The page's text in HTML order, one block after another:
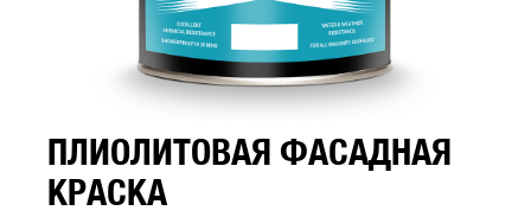
ПЛИОЛИТОВАЯ ФАСАДНАЯ
КРАСКА